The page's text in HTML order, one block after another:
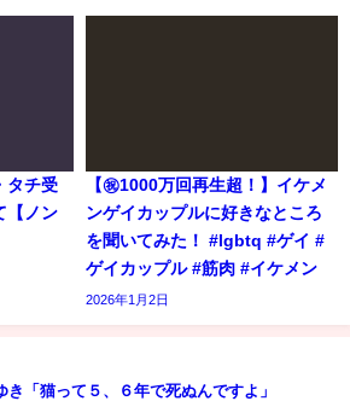
タチ受
【ノン
【㊗️1000万回再生超！】イケメ
ンゲイカップルに好きなところ
を聞いてみた！ #lgbtq #ゲイ #
ゲイカップル #筋肉 #イケメン
2026年1月2日
き「猫って５、６年で死ぬんですよ」